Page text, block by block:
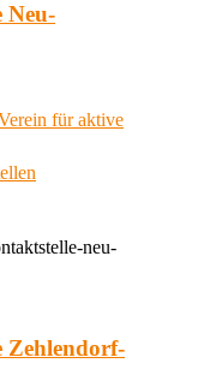
Neu-
für aktive
neu-
Zehlendorf-